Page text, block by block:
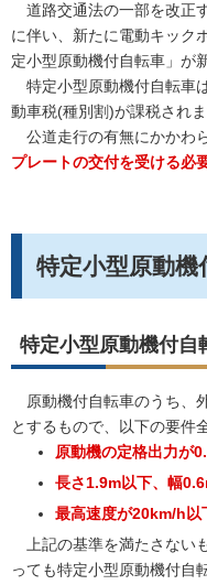
道路交通法の一部を改正
に伴い、新たに電動キック
定小型原動機付自転車」が
特定小型原動機付自転車
動車税(種別割)が課税されま
公道走行の有無にかかわら
プレートの交付を受ける必
特定小型原動機
特定小型原動機付自
原動機付自転車のうち、
とするもので、以下の要件
原動機の定格出力が
長さ1.9m以下、幅
最高速度が20km/h以
上記の基準を満たさない
っても特定小型原動機付自